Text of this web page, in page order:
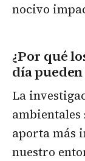
nocivo
¿Por qué
día
La
ambientales
aporta más
nuestro